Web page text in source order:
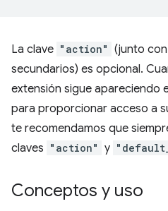
La clave "action" (junto
secundarios) es opcional.
extensión sigue apareciendo
para proporcionar acceso a
te recomendamos que
claves "action" y
Conceptos y uso